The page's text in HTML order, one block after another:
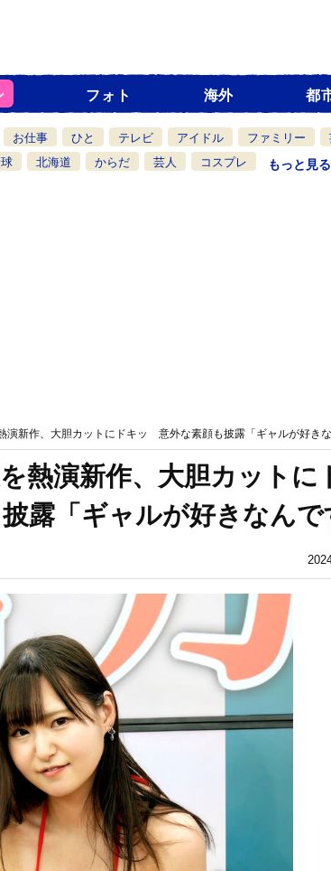
フォト 海外 都
お仕事 ひと テレビ アイドル ファミリー
北海道 からだ 芸人 コスプレ もっと見る
新作、大胆カットにドキッ 意外な素顔も披露「ギャルが好きな
熱演新作、大胆カットに
露「ギャルが好きなんで